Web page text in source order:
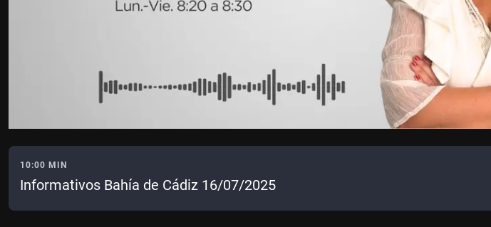
10:00 MIN
Informativos Bahía de Cádiz 16/07/2025